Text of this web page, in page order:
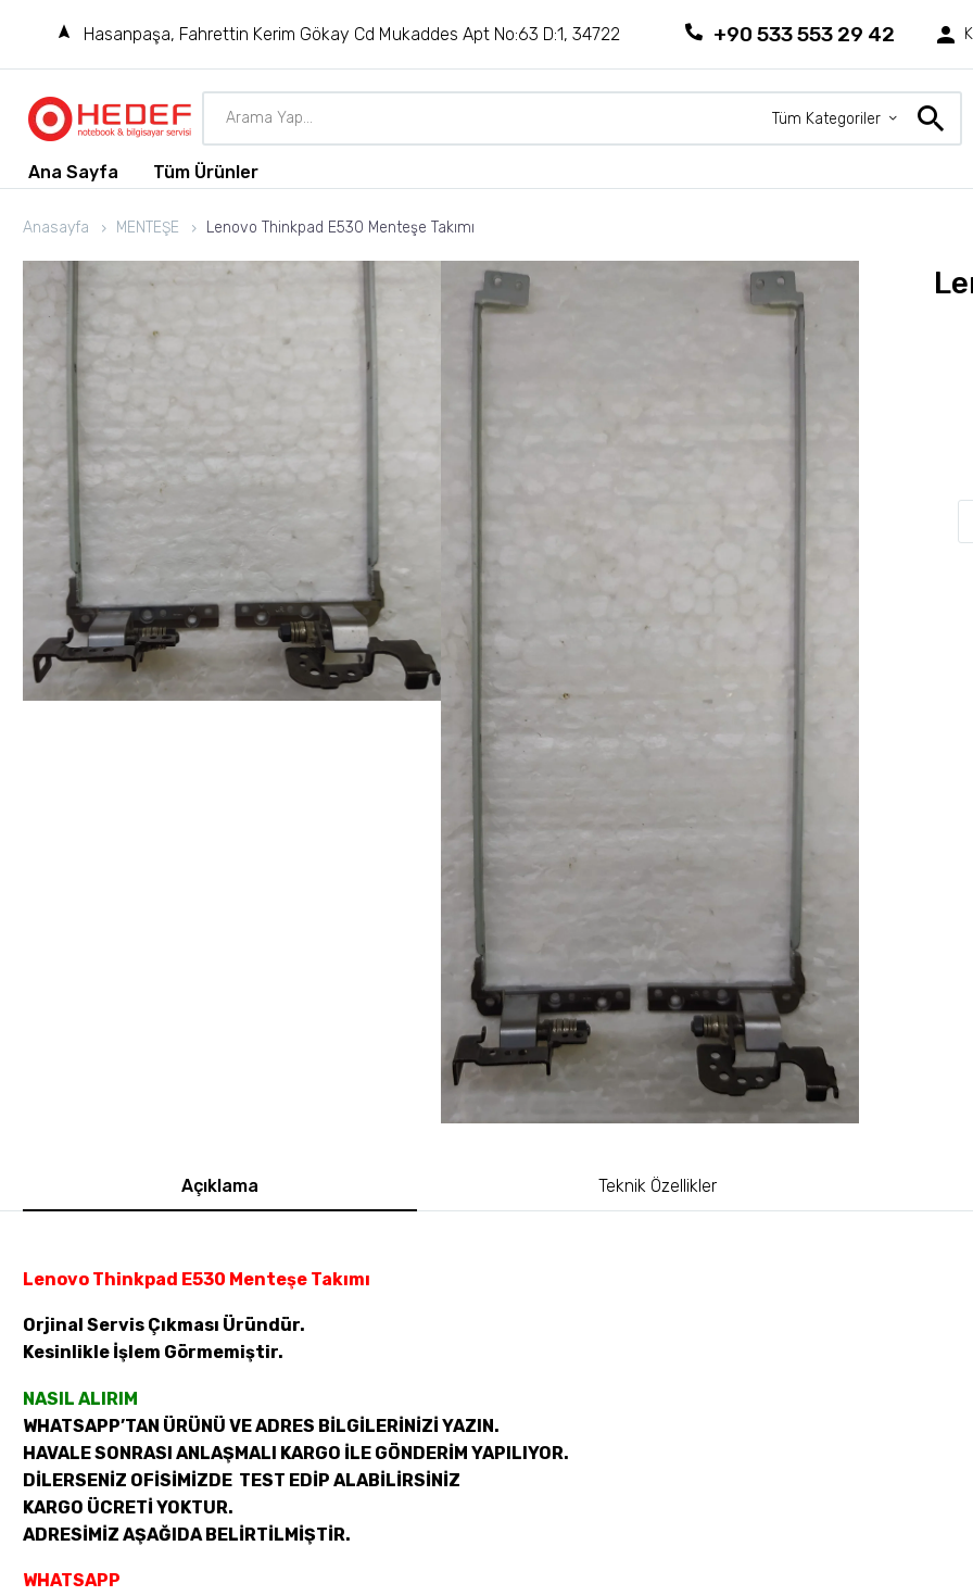
Hasanpaşa, Fahrettin Kerim Gökay Cd Mukaddes Apt No:63 D:1, 34722 +90 533 553 29 42
Tüm Kategoriler
Ana Sayfa Tüm Ürünler
Anasayfa MENTEŞE Lenovo Thinkpad E530 Menteşe Takımı
Açıklama Teknik Özellikler
Lenovo Thinkpad E530 Menteşe Takımı
Orjinal Servis Çıkması Üründür.
Kesinlikle İşlem Görmemiştir.
NASIL ALIRIM
WHATSAPP’TAN ÜRÜNÜ VE ADRES BİLGİLERİNİZİ YAZIN.
HAVALE SONRASI ANLAŞMALI KARGO İLE GÖNDERİM YAPILIYOR.
DİLERSENİZ OFİSİMİZDE TEST EDİP ALABİLİRSİNİZ
KARGO ÜCRETİ YOKTUR.
ADRESİMİZ AŞAĞIDA BELİRTİLMİŞTİR.
WHATSAPP